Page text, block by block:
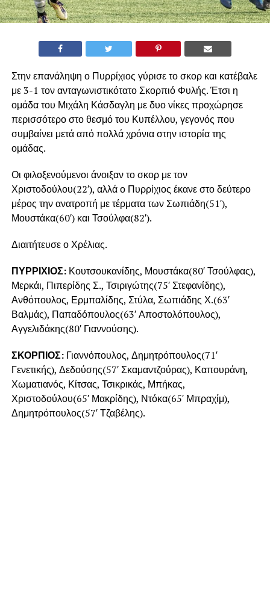
Στην επανάληψη ο Πυρρίχιος γύρισε το σκορ και κατέβαλε
με 3-1 τον ανταγωνιστικότατο Σκορπιό Φυλής. Έτσι η
ομάδα του Μιχάλη Κάσδαγλη με δυο νίκες προχώρησε
περισσότερο στο θεσμό του Κυπέλλου, γεγονός που
συμβαίνει μετά από πολλά χρόνια στην ιστορία της
ομάδας.
Οι φιλοξενούμενοι άνοιξαν το σκορ με τον
Χριστοδούλου(22′), αλλά ο Πυρρίχιος έκανε στο δεύτερο
μέρος την ανατροπή με τέρματα των Σωπιάδη(51′),
Μουστάκα(60′) και Τσούλφα(82′).
Διαιτήτευσε ο Χρέλιας.
ΠΥΡΡΙΧΙΟΣ: Κουτσουκανίδης, Μουστάκα(80′ Τσούλφας),
Μερκάι, Πιπερίδης Σ., Τσιριγώτης(75′ Στεφανίδης),
Ανθόπουλος, Ερμπαλίδης, Στύλα, Σωπιάδης Χ.(63′
Βαλμάς), Παπαδόπουλος(63′ Αποστολόπουλος),
Αγγελιδάκης(80′ Γιαννούσης).
ΣΚΟΡΠΙΟΣ: Γιαννόπουλος, Δημητρόπουλος(71′
Γενετικής), Δεδούσης(57′ Σκαμαντζούρας), Καπουράνη,
Χωματιανός, Κίτσας, Τσικρικάς, Μπήκας,
Χριστοδούλου(65′ Μακρίδης), Ντόκα(65′ Μπραχίμ),
Δημητρόπουλος(57′ Τζαβέλης).